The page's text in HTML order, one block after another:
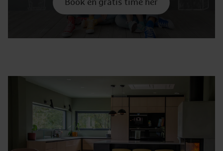
Book en gratis time her